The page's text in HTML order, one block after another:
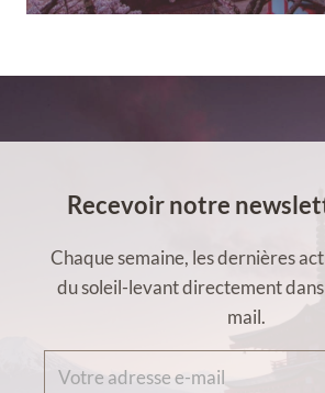
Recevoir notre
Chaque semaine, les dernières
du soleil-levant directement
mail.